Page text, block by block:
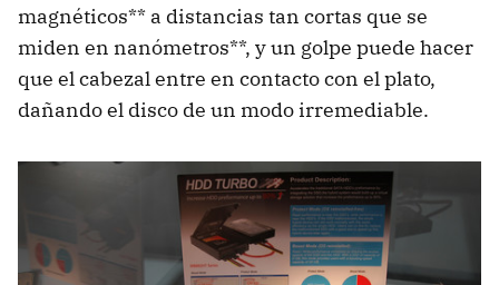
magnéticos** a distancias tan cortas que se
miden en nanómetros**, y un golpe puede hacer
que el cabezal entre en contacto con el plato,
dañando el disco de un modo irremediable.